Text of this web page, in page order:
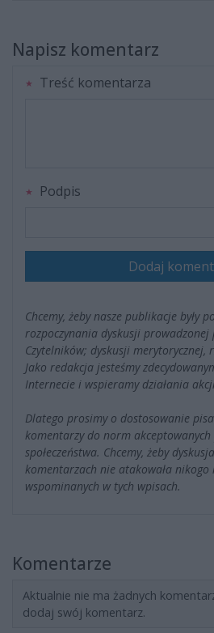
Napisz komentarz
Treść komentarza
Podpis
Dodaj
Chcemy, żeby nasze publikacje były
rozpoczynania dyskusji prowadzonej
Czytelników; dyskusji merytorycznej,
Jako redakcja jesteśmy
Internecie i wspieramy działania
Dlatego prosimy o dostosowanie
komentarzy do norm akceptowanych
społeczeństwa. Chcemy, żeby
komentarzach nie atakowała nikogo
wspominanych w tych wpisach.
Komentarze
Aktualnie nie ma żadnych
dodaj swój komentarz.